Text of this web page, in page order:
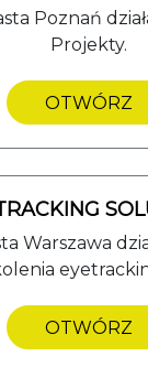
Poznań
Projekty.
OTWÓRZ
Warszawa
OTWÓRZ